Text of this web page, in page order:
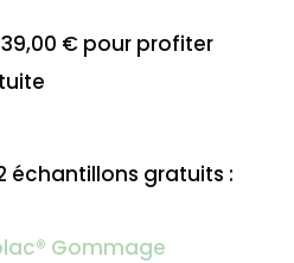
39,00 €pour profiter
échantillons gratuits :